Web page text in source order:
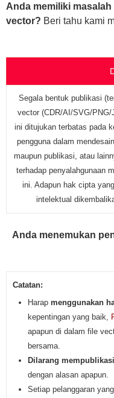
Anda memiliki
vector? Beri tahu kami
Segala bentuk publikasi
vector (CDR/AI/SVG/
ini ditujukan terbatas pada
pengguna dalam
maupun publikasi, atau
terhadap penyalahgunaan
ini. Adapun hak cipta
intelektual
Anda menemukan
Catatan:
Harap menggunakan
kepentingan yang baik,
apapun di dalam file
bersama.
Dilarang
dengan alasan apapun.
Setiap pelanggaran